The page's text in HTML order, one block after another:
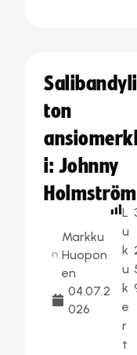
ton
i: Johnny
Holmström
Markku
Huopon
en
04.07.2
026
L
u
k
u
k
e
r
t